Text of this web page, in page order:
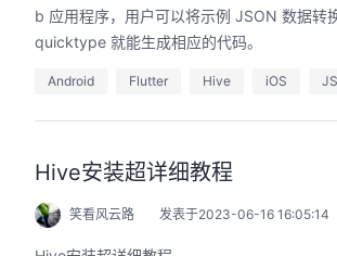
b 应用程序，用户可以将示例 JSON 数据转
quicktype 就能生成相应的代码。
Android Flutter Hive iOS
Hive安装超详细教程
笑看风云路 发表于2023-06-16 16:05:14